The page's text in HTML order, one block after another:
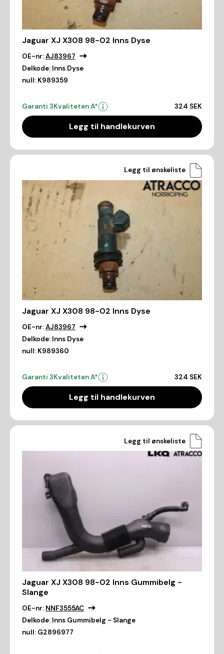
Jaguar XJ X308 98-02 Inns Dyse
OE-nr:AJ83967
Delkode: Inns Dyse
null: K989359
Garanti 3Kvaliteten A* 324 SEK
Legg til handlekurven
Legg til ønskeliste
Jaguar XJ X308 98-02 Inns Dyse
OE-nr:AJ83967
Delkode: Inns Dyse
null: K989360
Garanti 3Kvaliteten A* 324 SEK
Legg til handlekurven
Legg til ønskeliste
Jaguar XJ X308 98-02 Inns Gummibelg -
Slange
OE-nr: NNF3555AC
Delkode: Inns Gummibelg - Slange
null: G2896977